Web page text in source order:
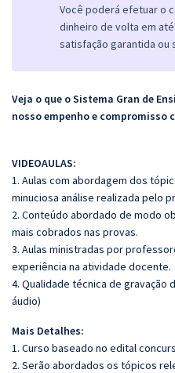
Você poderá efetuar o
dinheiro de volta em até
satisfação garantida ou
Veja o que o Sistema Gran de
nosso empenho e compromisso
VIDEOAULAS:
1. Aulas com abordagem dos
minuciosa análise realizada pelo
2. Conteúdo abordado de modo
mais cobrados nas provas.
3. Aulas ministradas por
experiência na atividade docente.
4. Qualidade técnica de gravação
áudio)
Mais Detalhes:
1. Curso baseado no edital
2. Serão abordados os tópicos